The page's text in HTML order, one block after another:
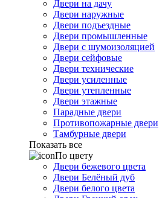
Двери на дачу
Двери наружные
Двери подъездные
Двери промышленные
Двери с шумоизоляцией
Двери сейфовые
Двери технические
Двери усиленные
Двери утепленные
Двери этажные
Парадные двери
Противопожарные двери
Тамбурные двери
Показать все
По цвету
Двери бежевого цвета
Двери Белёный дуб
Двери белого цвета